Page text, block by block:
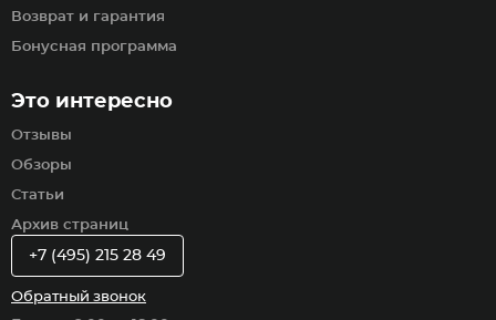
Возврат и гарантия
Бонусная программа
Это интересно
Отзывы
Обзоры
Статьи
Архив страниц
+7 (495) 215 28 49
Обратный звонок